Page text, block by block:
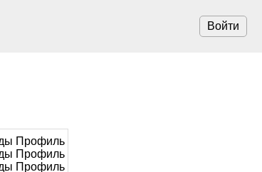
Войти
Профиль
Профиль
Профиль